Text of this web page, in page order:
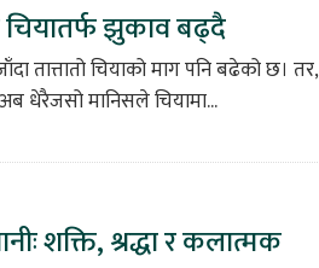
झुकाव बढ्दै
तात्तातो चियाको माग पनि बढेको छ। तर,
धेरैजसो मानिसले चियामा...
शक्ति, श्रद्धा र कलात्मक